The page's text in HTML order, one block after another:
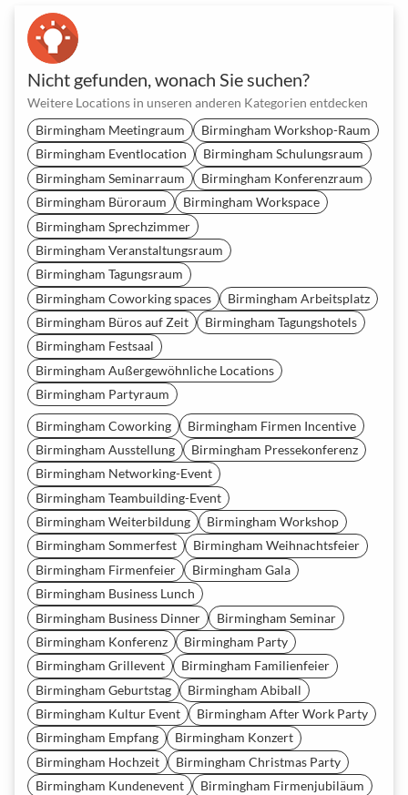
Nicht gefunden, wonach Sie suchen?
Weitere Locations in unseren anderen Kategorien entdecken
Birmingham Meetingraum
Birmingham Workshop-Raum
Birmingham Eventlocation
Birmingham Schulungsraum
Birmingham Seminarraum
Birmingham Konferenzraum
Birmingham Büroraum
Birmingham Workspace
Birmingham Sprechzimmer
Birmingham Veranstaltungsraum
Birmingham Tagungsraum
Birmingham Coworking spaces
Birmingham Arbeitsplatz
Birmingham Büros auf Zeit
Birmingham Tagungshotels
Birmingham Festsaal
Birmingham Außergewöhnliche Locations
Birmingham Partyraum
Birmingham Coworking
Birmingham Firmen Incentive
Birmingham Ausstellung
Birmingham Pressekonferenz
Birmingham Networking-Event
Birmingham Teambuilding-Event
Birmingham Weiterbildung
Birmingham Workshop
Birmingham Sommerfest
Birmingham Weihnachtsfeier
Birmingham Firmenfeier
Birmingham Gala
Birmingham Business Lunch
Birmingham Business Dinner
Birmingham Seminar
Birmingham Konferenz
Birmingham Party
Birmingham Grillevent
Birmingham Familienfeier
Birmingham Geburtstag
Birmingham Abiball
Birmingham Kultur Event
Birmingham After Work Party
Birmingham Empfang
Birmingham Konzert
Birmingham Hochzeit
Birmingham Christmas Party
Birmingham Kundenevent
Birmingham Firmenjubiläum